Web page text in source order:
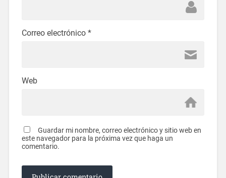
Correo electrónico *
Web
Guardar mi nombre, correo electrónico y sitio web en
este navegador para la próxima vez que haga un
comentario.